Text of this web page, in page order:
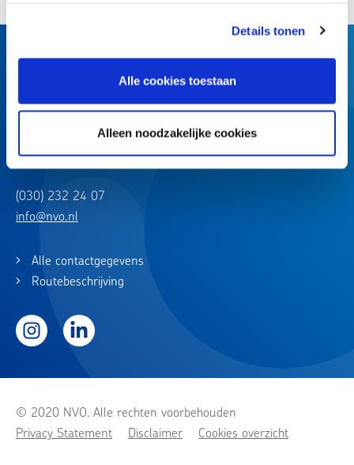
Details tonen
Alle cookies toestaan
Alleen noodzakelijke cookies
Churchilllaan 11
3527 GV Utrecht
(030) 232 24 07
info@nvo.nl
Alle contactgegevens
Routebeschrijving
InstagramLinkedIn
© 2020 NVO. Alle rechten voorbehouden
Privacy Statement
Disclaimer Cookies overzicht